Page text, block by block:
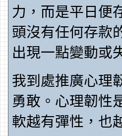
力，而是平日便
頭沒有任何存款
出現一點變動或
我到處推廣心理
勇敢。心理韌
軟越有彈性，也